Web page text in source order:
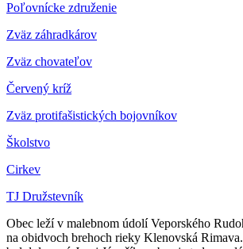
Poľovnícke združenie
Zväz záhradkárov
Zväz chovateľov
Červený kríž
Zväz protifašistických bojovníkov
Školstvo
Cirkev
TJ Družstevník
Obec leží v malebnom údolí Veporského
na obidvoch brehoch rieky Klenovská